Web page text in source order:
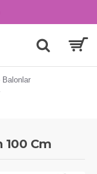
Balonlar
100 Cm